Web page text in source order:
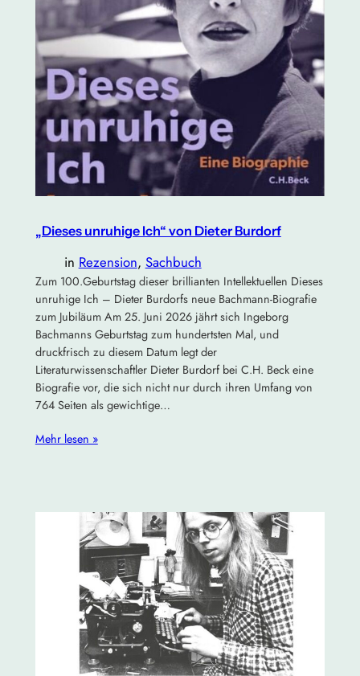
„Dieses unruhige Ich“ von Dieter Burdorf
in Rezension, Sachbuch
Zum 100.Geburtstag dieser brillianten Intellektuellen Dieses
unruhige Ich – Dieter Burdorfs neue Bachmann-Biografie
zum Jubiläum Am 25. Juni 2026 jährt sich Ingeborg
Bachmanns Geburtstag zum hundertsten Mal, und
druckfrisch zu diesem Datum legt der
Literaturwissenschaftler Dieter Burdorf bei C.H. Beck eine
Biografie vor, die sich nicht nur durch ihren Umfang von
764 Seiten als gewichtige…
Mehr lesen »